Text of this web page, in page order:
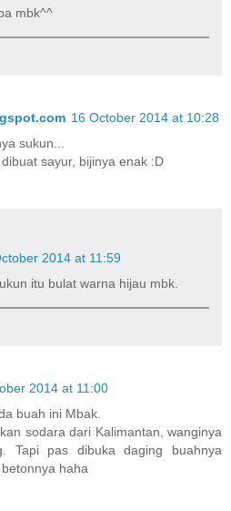
mbk^^
16 October 2014 at 10:28
sukun...
sayur, bijinya enak :D
2014 at 11:59
itu bulat warna hijau mbk.
2014 at 11:00
buah ini Mbak.
sodara dari Kalimantan, wanginya
Tapi pas dibuka daging buahnya
haha